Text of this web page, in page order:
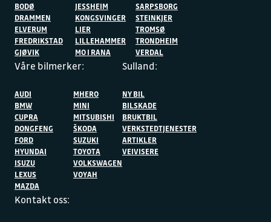
BODØ
DRAMMEN
ELVERUM
FREDRIKSTAD
GJØVIK
JESSHEIM
KONGSVINGER
LIER
LILLEHAMMER
MO I RANA
SARPSBORG
STEINKJER
TROMSØ
TRONDHEIM
VERDAL
Våre bilmerker:
AUDI
BMW
CUPRA
DONGFENG
FORD
HYUNDAI
ISUZU
LEXUS
MAZDA
MHERO
MINI
MITSUBISHI
ŠKODA
SUZUKI
TOYOTA
VOLKSWAGEN
VOYAH
Sulland:
NY BIL
BILSKADE
BRUKTBIL
VERKSTEDTJENESTER
ARTIKLER
VEIVISERE
Kontakt oss: